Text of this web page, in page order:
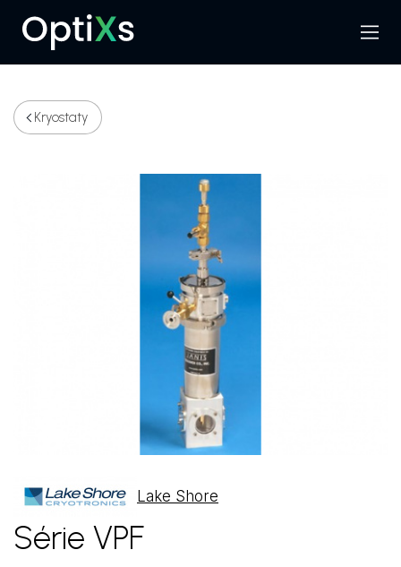
Hledat
Menu
Kryostaty
Lake Shore
Série VPF